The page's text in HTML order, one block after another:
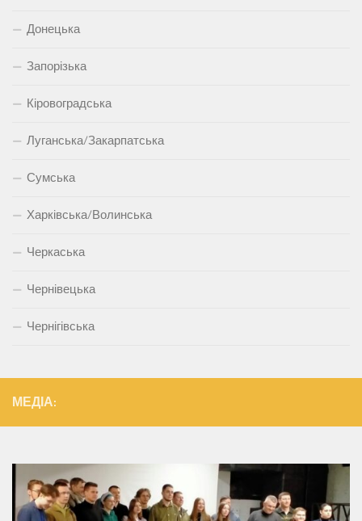
Донецька
Запорізька
Кіровоградська
Луганська/Закарпатська
Сумська
Харківська/Волинська
Черкаська
Чернівецька
Чернігівська
МЕДІА: